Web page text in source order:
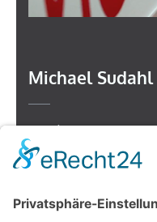
Michael Sudahl
Beethovenstr. 4
73614 Schorndorf
Telefon: 07181 477 9998
E-Mail: sudahl@der-